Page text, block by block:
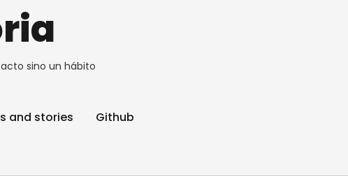
sino un hábito
and stories Github